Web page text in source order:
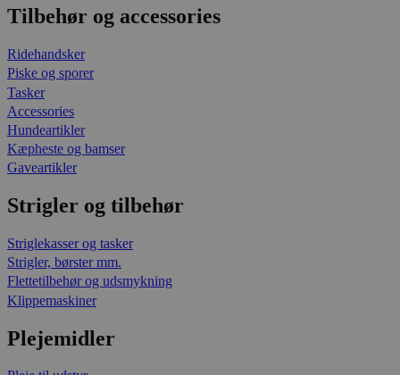
Tilbehør og accessories
Ridehandsker
Piske og sporer
Tasker
Accessories
Hundeartikler
Kæpheste og bamser
Gaveartikler
Strigler og tilbehør
Striglekasser og tasker
Strigler, børster mm.
Flettetilbehør og udsmykning
Klippemaskiner
Plejemidler